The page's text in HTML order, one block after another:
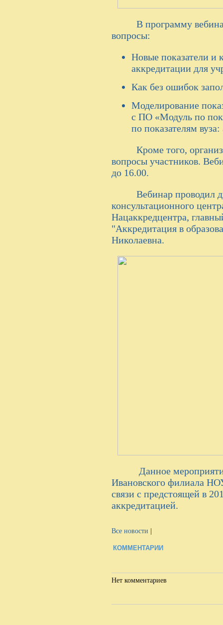
В программу
вопросы:
Новые показатели и
аккредитации для
Как без ошибок
Моделирование
с ПО «Модуль по
по показателям
Кроме того,
вопросы участников.
до 16.00.
Вебинар проводил
консультационного
Нацаккредцентра,
"Аккредитация в
Николаевна.
Данное мероприятие
Ивановского филиала
связи с предстоящей в
аккредитацией.
Все новости
КОММЕНТАРИИ
Нет комментариев